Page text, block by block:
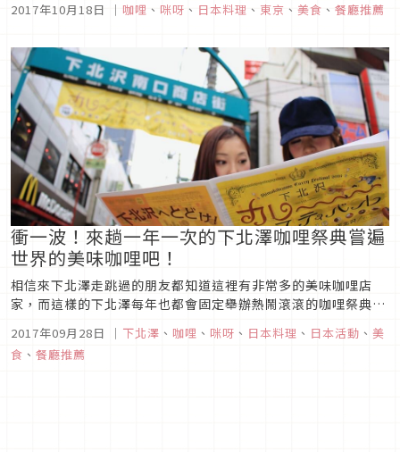
首都圈1號店」，先前要在廣島店才吃的到的飯店直營咖哩還未
有...
2017年10月18日 ｜ 咖哩 、 咪呀 、 日本料理 、 東京 、 美食 、 餐廳推薦
衝一波！來趟一年一次的下北澤咖哩祭典嘗遍
世界的美味咖哩吧！
相信來下北澤走跳過的朋友都知道這裡有非常多的美味咖哩店
家，而這樣的下北澤每年也都會固定舉辦熱鬧滾滾的咖哩祭典，
飯、咖哩拉麵、咖哩章魚燒、咖哩披薩等等，在10月6日～10月
15日這10天內通通吃得到，去年更是動員了12萬人一同參與，
2017年09月28日 ｜ 下北澤 、 咖哩 、 咪呀 、 日本料理 、 日本活動 、 美
食 、 餐廳推薦